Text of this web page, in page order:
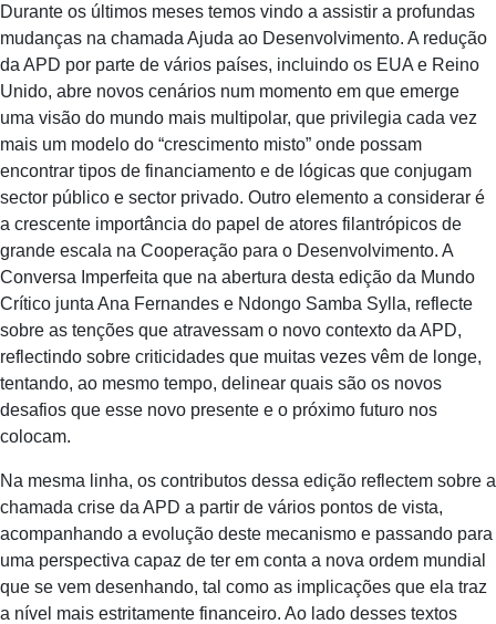
Durante os últimos meses temos vindo a assistir a profundas
mudanças na chamada Ajuda ao Desenvolvimento. A redução
da APD por parte de vários países, incluindo os EUA e Reino
Unido, abre novos cenários num momento em que emerge
uma visão do mundo mais multipolar, que privilegia cada vez
mais um modelo do “crescimento misto” onde possam
encontrar tipos de financiamento e de lógicas que conjugam
sector público e sector privado. Outro elemento a considerar é
a crescente importância do papel de atores filantrópicos de
grande escala na Cooperação para o Desenvolvimento. A
Conversa Imperfeita que na abertura desta edição da Mundo
Crítico junta Ana Fernandes e Ndongo Samba Sylla, reflecte
sobre as tenções que atravessam o novo contexto da APD,
reflectindo sobre criticidades que muitas vezes vêm de longe,
tentando, ao mesmo tempo, delinear quais são os novos
desafios que esse novo presente e o próximo futuro nos
colocam.
Na mesma linha, os contributos dessa edição reflectem sobre a
chamada crise da APD a partir de vários pontos de vista,
acompanhando a evolução deste mecanismo e passando para
uma perspectiva capaz de ter em conta a nova ordem mundial
que se vem desenhando, tal como as implicações que ela traz
a nível mais estritamente financeiro. Ao lado desses textos